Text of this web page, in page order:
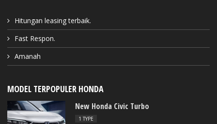
Hitungan leasing terbaik.
Fast Respon.
Amanah
MODEL TERPOPULER HONDA
New Honda Civic Turbo
1 TYPE